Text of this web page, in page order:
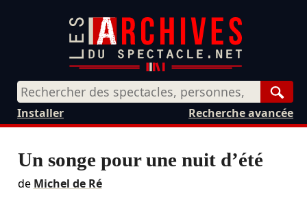
Recherche avancée
Installer
Un songe pour une nuit d’été
de Michel de Ré